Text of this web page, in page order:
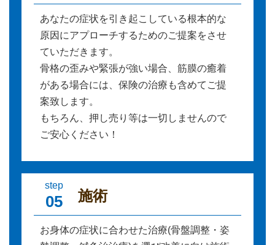
あなたの症状を引き起こしている根本的な
原因にアプローチするためのご提案をさせ
ていただきます。
骨格の歪みや緊張が強い場合、筋膜の癒着
がある場合には、保険の治療も含めてご提
案致します。
もちろん、押し売り等は一切しませんので
ご安心ください！
step
05 施術
お身体の症状に合わせた治療(骨盤調整・姿